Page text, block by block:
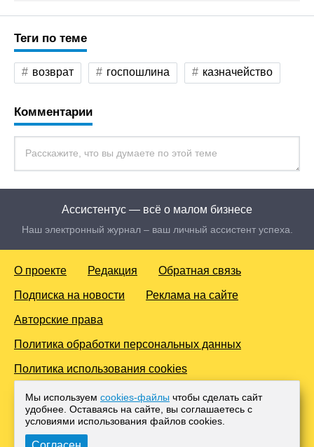
Теги по теме
возврат госпошлина казначейство
Комментарии
Ассистентус — всё о малом бизнесе
Наш электронный журнал – ваш личный ассистент успеха.
О проекте Редакция Обратная связь
Подписка на новости Реклама на сайте
Авторские права
Политика обработки персональных данных
Политика использования cookies
© 2016-2026 Все права защищены. Для лиц старше 18 лет.
Любое копирование материалов и тиражирование в сети
Интернет, либо печатных изданиях без согласования с
Администрацией проекта, преследуется законом.
Мы используем cookies-файлы чтобы сделать сайт
удобнее. Оставаясь на сайте, вы соглашаетесь с
условиями использования файлов cооkies.